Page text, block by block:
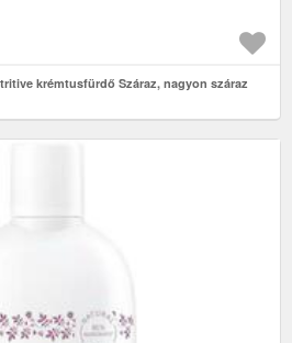
krémtusfürdő Száraz, nagyon száraz